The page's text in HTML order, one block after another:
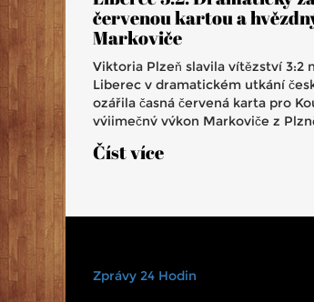
červenou kartou a
Markoviče
Viktoria Plzeň slavila vítězství 3:2
Liberec v dramatickém utkání
ozářila časná červená karta pro
výjimečný výkon Markoviče z
postaral o rozhodující góly.
Číst více
Zprávy 24 Hodin